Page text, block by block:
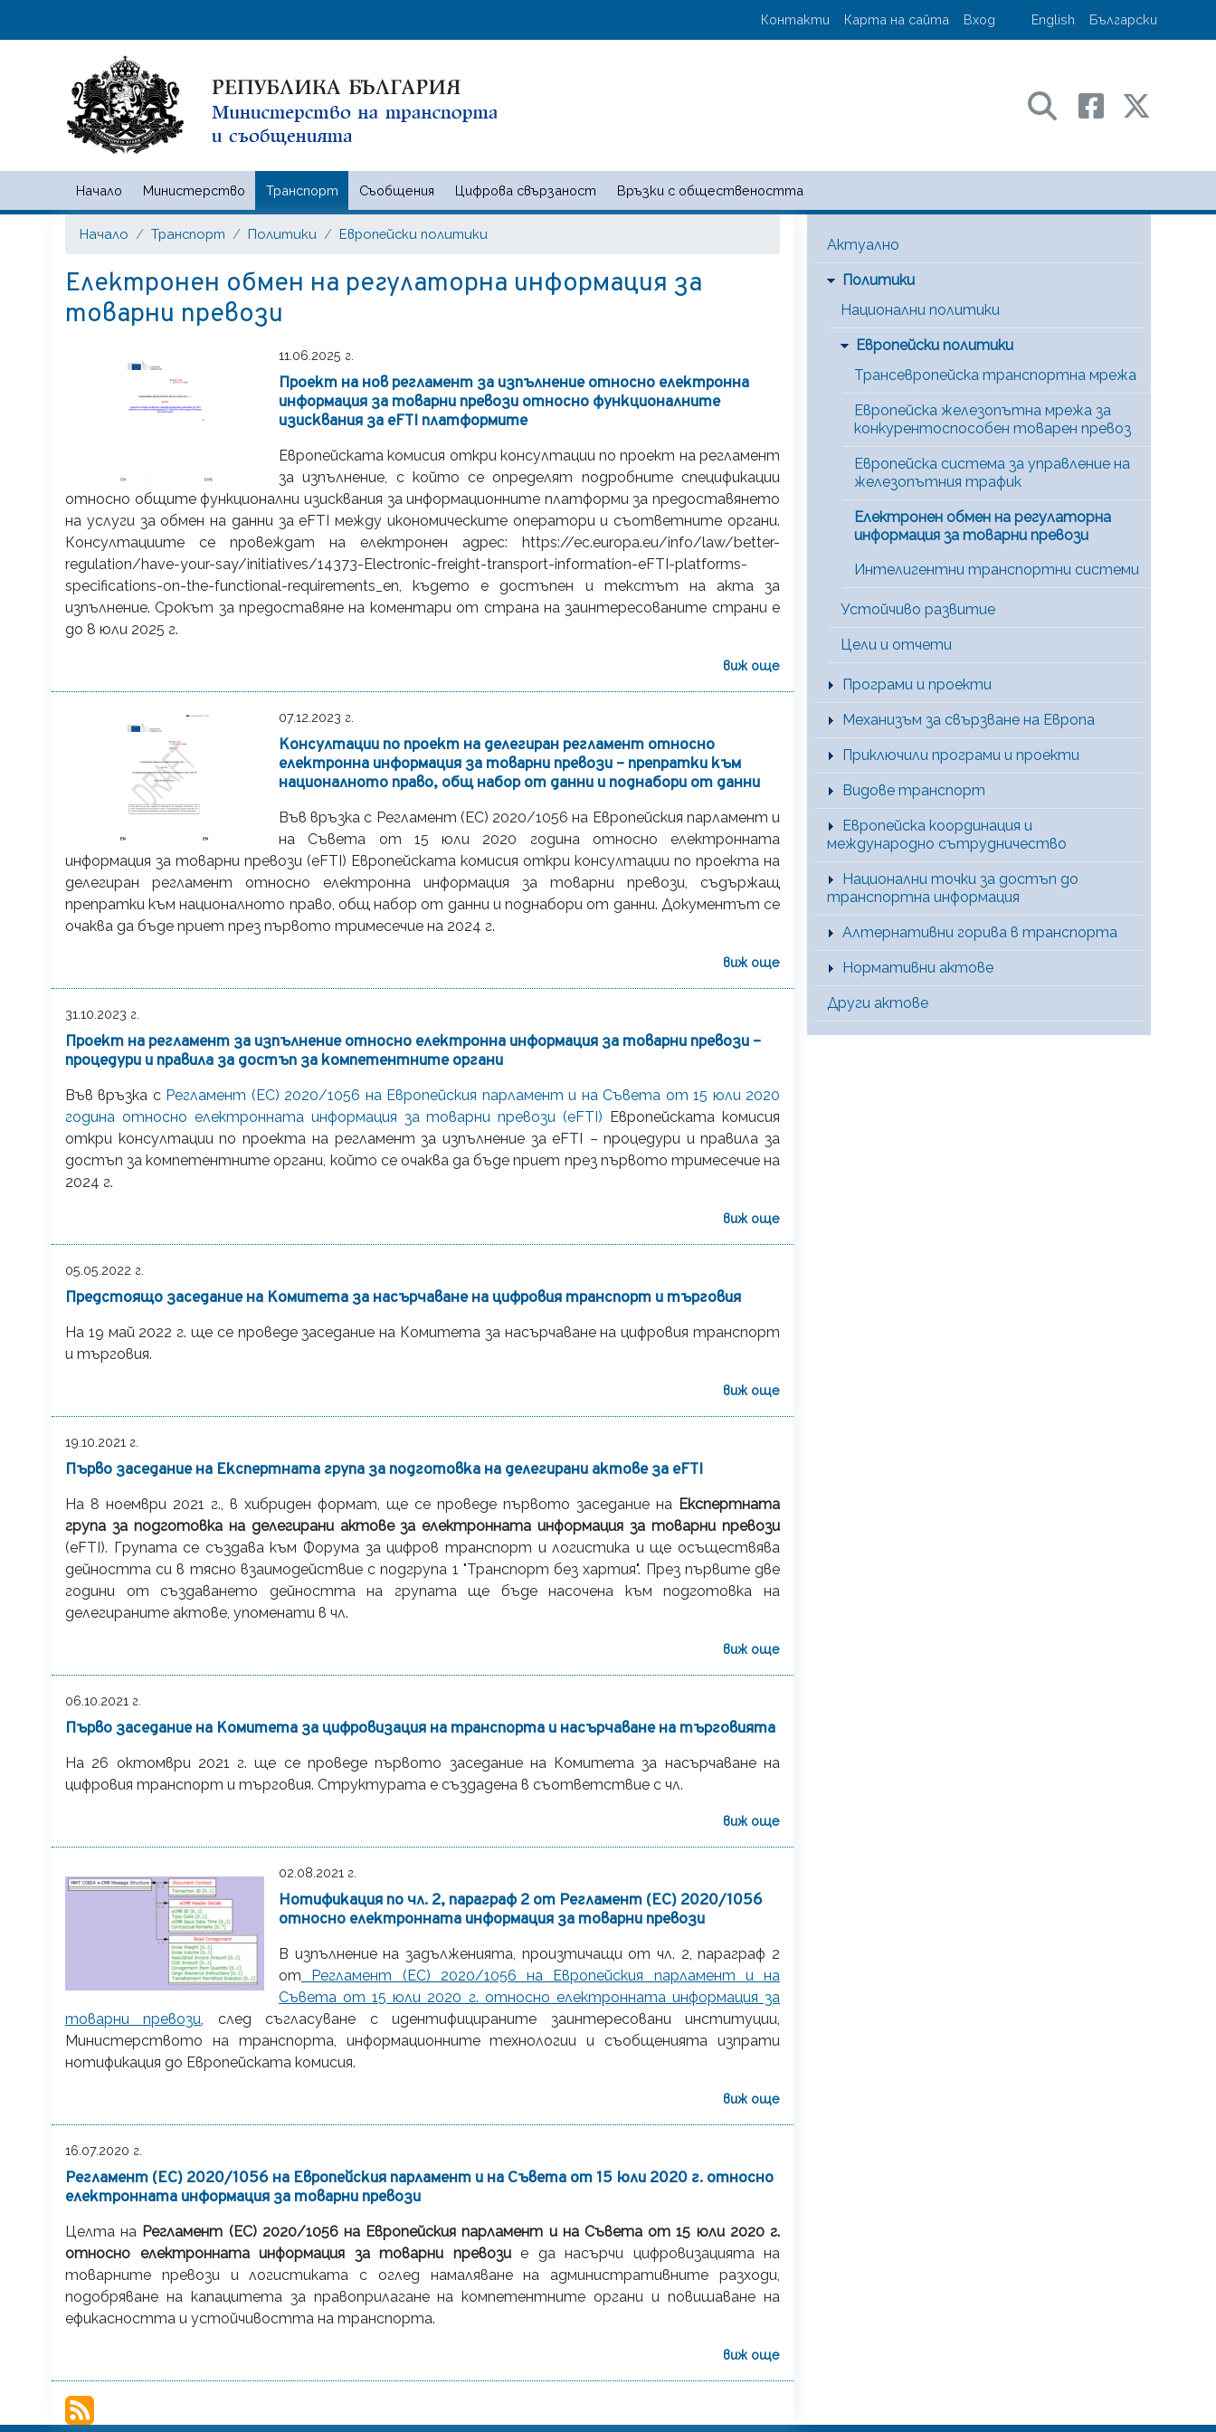
User account menu
Контакти Карта на сайта Вход English Български
Начало Министерство Транспорт Съобщения Цифрова свързаност Връзки с обществеността
Министерство на транспорта и съобщенията | Ministry of transport and communications
Начало Транспорт Политики Европейски политики
Електронен обмен на регулаторна информация за
товарни превози
11.06.2025 г.
Проект на нов регламент за изпълнение относно електронна
информация за товарни превози относно функционалните
изисквания за eFTI платформите
Европейската комисия откри консултации по проект на регламент
за изпълнение, с който се определят подробните спецификации
относно общите функционални изисквания за информационните платформи за предоставянето
на услуги за обмен на данни за eFTI между икономическите оператори и съответните органи.
Консултациите се провеждат на електронен адрес: https://ec.europa.eu/info/law/better-
regulation/have-your-say/initiatives/14373-Electronic-freight-transport-information-eFTI-platforms-
specifications-on-the-functional-requirements_en, където е достъпен и текстът на акта за
изпълнение. Срокът за предоставяне на коментари от страна на заинтересованите страни е
до 8 юли 2025 г.
виж още
07.12.2023 г.
Консултации по проект на делегиран регламент относно
електронна информация за товарни превози – препратки към
националното право, общ набор от данни и поднабори от данни
Във връзка с Регламент (ЕС) 2020/1056 на Европейския парламент и
на Съвета от 15 юли 2020 година относно електронната
информация за товарни превози (eFTI) Европейската комисия откри консултации по проекта на
делегиран регламент относно електронна информация за товарни превози, съдържащ
препратки към националното право, общ набор от данни и поднабори от данни. Документът се
очаква да бъде приет през първото тримесечие на 2024 г.
виж още
31.10.2023 г.
Проект на регламент за изпълнение относно електронна информация за товарни превози –
процедури и правила за достъп за компетентните органи
Във връзка с Регламент (ЕС) 2020/1056 на Европейския парламент и на Съвета от 15 юли 2020
година относно електронната информация за товарни превози (eFTI) Европейската комисия
откри консултации по проекта на регламент за изпълнение за eFTI –процедури и правила за
достъп за компетентните органи, който се очаква да бъде приет през първото тримесечие на
2024 г.
виж още
05.05.2022 г.
Предстоящо заседание на Комитета за насърчаване на цифровия транспорт и търговия
На 19 май 2022 г. ще се проведе заседание на Комитета за насърчаване на цифровия транспорт
и търговия.
виж още
19.10.2021 г.
Първо заседание на Експертната група за подготовка на делегирани актове за eFTI
На 8 ноември 2021 г., в хибриден формат, ще се проведе първото заседание на Експертната
група за подготовка на делегирани актове за електронната информация за товарни превози
(eFTI). Групата се създава към Форума за цифров транспорт и логистика и ще осъществява
дейността си в тясно взаимодействие с подгрупа 1 "Транспорт без хартия". През първите две
години от създаването дейността на групата ще бъде насочена към подготовка на
делегираните актове, упоменати в чл.
виж още
06.10.2021 г.
Първо заседание на Комитета за цифровизация на транспорта и насърчаване на търговията
На 26 октомври 2021 г. ще се проведе първото заседание на Комитета за насърчаване на
цифровия транспорт и търговия. Структурата е създадена в съответствие с чл.
виж още
02.08.2021 г.
Нотификация по чл. 2, параграф 2 от Регламент (ЕС) 2020/1056
относно електронната информация за товарни превози
В изпълнение на задълженията, произтичащи от чл. 2, параграф 2
от Регламент (ЕС) 2020/1056 на Европейския парламент и на
Съвета от 15 юли 2020 г. относно електронната информация за
товарни превози, след съгласуване с идентифицираните заинтересовани институции,
Министерството на транспорта, информационните технологии и съобщенията изпрати
нотификация до Европейската комисия.
виж още
16.07.2020 г.
Регламент (ЕС) 2020/1056 на Европейския парламент и на Съвета от 15 юли 2020 г. относно
електронната информация за товарни превози
Целта на Регламент (ЕС) 2020/1056 на Европейския парламент и на Съвета от 15 юли 2020 г.
относно електронната информация за товарни превози е да насърчи цифровизацията на
товарните превози и логистиката с оглед намаляване на административните разходи,
подобряване на капацитета за правоприлагане на компетентните органи и повишаване на
ефикасността и устойчивостта на транспорта.
виж още
Main Menu [BG]
Актуално
Политики
Национални политики
Европейски политики
Трансевропейска транспортна мрежа
Европейска железопътна мрежа за
конкурентоспособен товарен превоз
Европейска система за управление на
железопътния трафик
Електронен обмен на регулаторна
информация за товарни превози
Интелигентни транспортни системи
Устойчиво развитие
Цели и отчети
Програми и проекти
Механизъм за свързване на Европа
Приключили програми и проекти
Видове транспорт
Европейска координация и
международно сътрудничество
Национални точки за достъп до
транспортна информация
Алтернативни горива в транспорта
Нормативни актове
Други актове